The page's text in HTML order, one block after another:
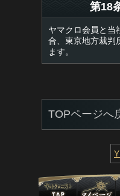
第18
ヤマクロ会員と当
合、東京地方裁判
ます。
TOPページへ